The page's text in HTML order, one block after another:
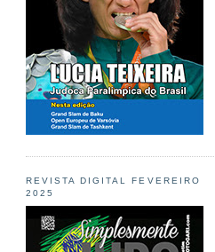
REVISTA DIGITAL FEVEREIRO
2025